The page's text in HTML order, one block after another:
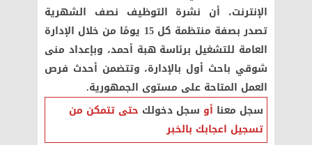
الإنترنت، أن نشرة التوظيف نصف الشهرية
تصدر بصفة منتظمة كل 15 يومًا من خلال الإدارة
العامة للتشغيل برئاسة هبة أحمد، وبإعداد منى
شوقي باحث أول بالإدارة، وتتضمن أحدث فرص
العمل المتاحة على مستوى الجمهورية.
سجل معنا أو سجل دخولك حتى تتمكن من
تسجيل اعجابك بالخبر